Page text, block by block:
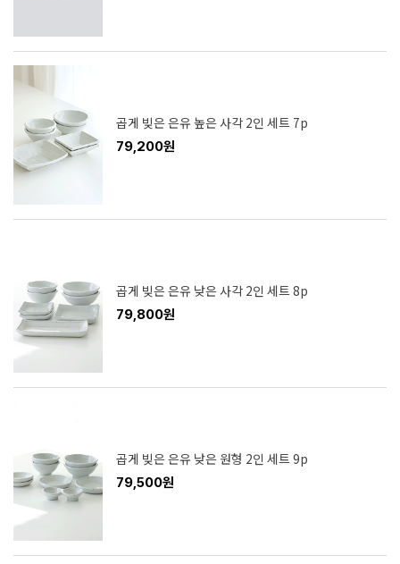
곱게 빚은 은유 높은 사각 2인 세트 7p
79,200원
곱게 빚은 은유 낮은 사각 2인 세트 8p
79,800원
곱게 빚은 은유 낮은 원형 2인 세트 9p
79,500원